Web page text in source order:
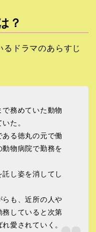
？
るドラマのあらすじ
務めていた動物
た。
る徳丸の元で働
物病院で勤務を
し姿を消してし
も、近所の人や
していると次第
愛されていく。